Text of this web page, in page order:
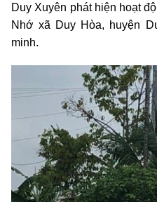
Duy Xuyên phát hiện hoạt
Nhớ xã Duy Hòa, huyện
minh.